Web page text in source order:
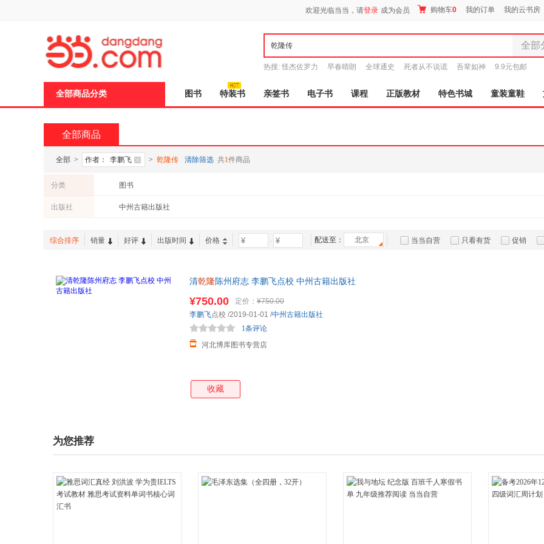
欢迎光临当当，请登录 成为会员 购物车0 我的订单 我的云书房
全部
全部分
图书
电子书
家具
热搜: 怪杰佐罗力 早春晴朗 全球通史 死者从不说谎 吾辈如神 9.9元包邮
全部商品分类 图书 特装书 亲签书 电子书 课程 正版教材 特色书城 童装童鞋
全部商品
全部 > 作者： 李鹏飞 > 乾隆传 清除筛选 共1件商品
分类 图书
出版社 中州古籍出版社
综合排序 销量 好评 出版时间 价格 - 配送至： 北京 当当自营 只看有货 促销
清乾隆 陈州府志 李鹏飞点校 中州古籍出版社
¥750.00 定价： ¥750.00
河北博库图书专营店
1条评论
李鹏飞点校 /2019-01-01 /中州古籍出版社
收藏
为您推荐
页